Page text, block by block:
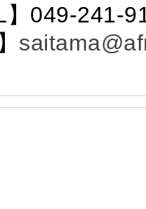
】049-